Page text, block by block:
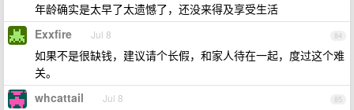
年龄确实是太早了太遗憾了，还没来得及享受生活
84
Exxfire Jul 8
如果不是很缺钱，建议请个长假，和家人待在一起，度过这个难
关。
85
whcattail Jul 8